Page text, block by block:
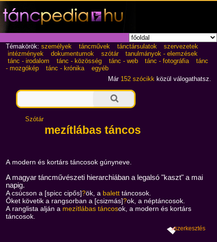
Témakörök: személyek táncművek tánctársulatok
szervezetek
intézmények
dokumentumok szótár
tanulmányok - elemzések
tánc - irodalom
tánc - közösség tánc - web tánc - fotográfia
tánc
- mozgókép
tánc - krónika
egyéb
Már 152 szócikk közül válogathatsz.
Szótár
mezítlábas táncos
A modern és kortárs táncosok gúnyneve.
A magyar táncművészeti hierarchiában a legalsó "kaszt" a mai
napig.
A csúcson a [spicc cipős]?ök, a balett táncosok.
Őket követik a rangsorban a [csizmás]?ok, a néptáncosok.
A ranglista alján a mezítlábas táncosok, a modern és kortárs
táncosok.
szerkesztés